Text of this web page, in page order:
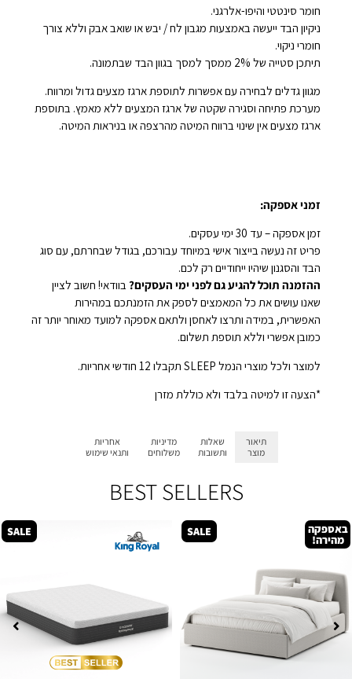
תיאור
מוצר
שאלות
ותשובות
מדיניות
משלוחים
אחריות
ותנאי שימוש
חומר סינטטי והיפו-אלרגני.
ניקיון הבד ייעשה באמצעות מגבון לח / יבש או שואב אבק וללא צורך
חומרי ניקוי.
תיתכן סטייה של 2% ממסך למסך בגוון הבד שבתמונה.
מגוון גדלים לבחירה עם אפשרות לתוספת ארגז מצעים גדול ומרווח.
מערכת פתיחה וסגירה שקטה של ארגז המצעים ללא מאמץ. בתוספת
ארגז מצעים אין שינוי ברווח המיטה מהרצפה או בניראות המיטה.
זמני אספקה:
זמן אספקה – עד 30 ימי עסקים.
פריט זה נעשה בייצור אישי במיוחד עבורכם, בגודל שבחרתם, עם סוג
הבד והסגנון שיהיו ייחודיים רק לכם.
ההזמנה תוכל להגיע גם לפני ימי העסקים? בוודאי! חשוב לציין
שאנו עושים את כל המאמצים לספק את הזמנתכם במהירות
האפשרית, במידה ותרצו לאחסן ולתאם אספקה למועד מאוחר יותר זה
כמובן אפשרי וללא תוספת תשלום.
למוצר ולכל מוצרי הנמל SLEEP תקבלו 12 חודשי אחריות.
*הצעה זו למיטה בלבד ולא כוללת מזרן
BEST SELLERS
SALE באספקה
מהירה!
SALE